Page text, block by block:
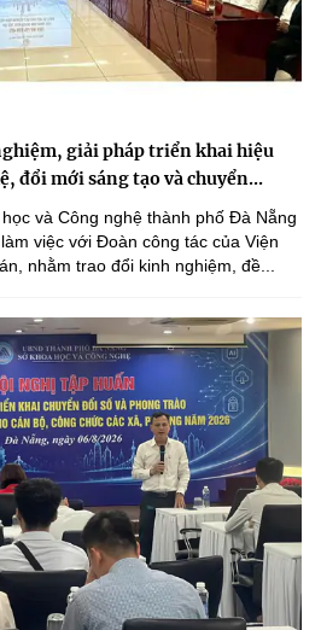
giải pháp triển khai hiệu
đổi mới sáng tạo và chuyển...
và Công nghệ thành phố Đà Nẵng
việc với Đoàn công tác của Viện
nhằm trao đổi kinh nghiệm, đề...